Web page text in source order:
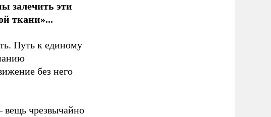
залечить эти
ткани»...
Путь к единому
без него
вещь чрезвычайно